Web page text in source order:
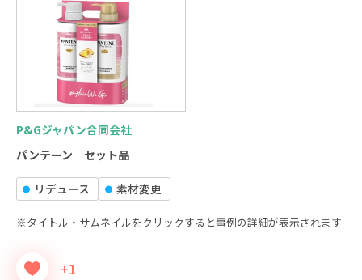
P&Gジャパン合同会社
パンテーン セット品
リデュース 素材変更
※タイトル・サムネイルをクリックすると事例の詳細が表示されます
+1